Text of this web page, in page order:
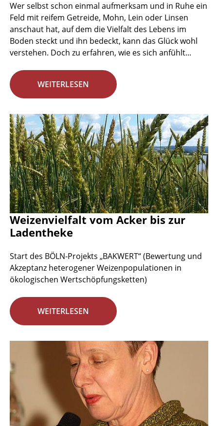
Wer selbst schon einmal aufmerksam und in Ruhe ein
Feld mit reifem Getreide, Mohn, Lein oder Linsen
anschaut hat, auf dem die Vielfalt des Lebens im
Boden steckt und ihn bedeckt, kann das Glück wohl
verstehen. Doch zu erfahren, wie es sich anfühlt...
WEITERLESEN
Weizenvielfalt vom Acker bis zur
Ladentheke
Start des BÖLN-Projekts „BAKWERT“ (Bewertung und
Akzeptanz heterogener Weizenpopulationen in
ökologischen Wertschöpfungsketten)
WEITERLESEN